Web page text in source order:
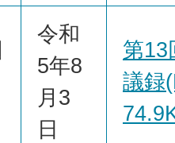
令和
5年8
月3
日
第13
議録